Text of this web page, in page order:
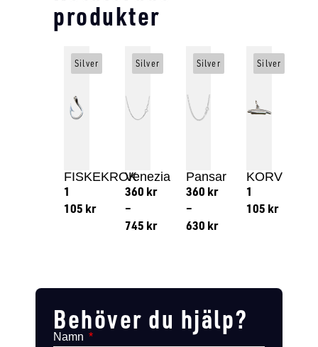
produkter
FISKEKROK
1
105 kr
Silver
Venezia
360 kr
–
745 kr
Silver
Pansar
360 kr
–
630 kr
Silver
KORV
1
105 kr
Silver
Behöver du hjälp?
Namn